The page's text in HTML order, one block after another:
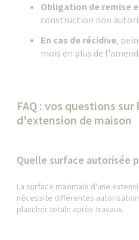
Obligation de remise
construction non
En cas de récidive,
mois en plus de
FAQ : vos questions
d'extension de maison
Quelle surface autorisée
La surface maximale d'une
nécessite différentes
plancher totale après travaux.